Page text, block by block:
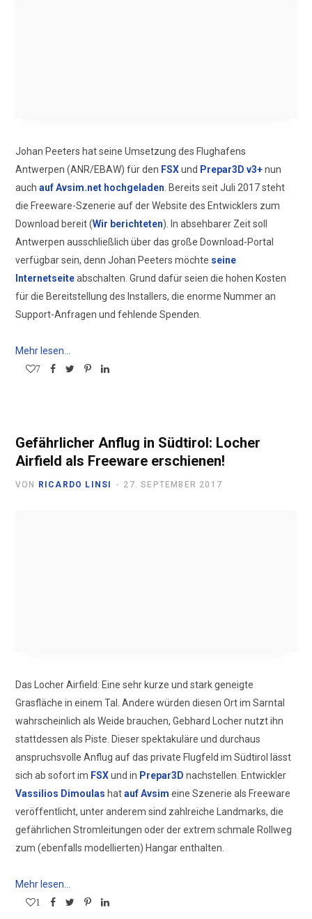
Johan Peeters hat seine Umsetzung des Flughafens
Antwerpen (ANR/EBAW) für den FSXund Prepar3D v3+nun
auch auf Avsim.net hochgeladen . Bereits seit Juli 2017 steht
die Freeware-Szenerie auf der Website des Entwicklers zum
Download bereit (Wir berichteten). In absehbarer Zeit soll
Antwerpen ausschließlich über das große Download-Portal
verfügbar sein, denn Johan Peeters möchte seine
Internetseiteabschalten. Grund dafür seien die hohen Kosten
für die Bereitstellung des Installers, die enorme Nummer an
Support-Anfragen und fehlende Spenden.
Mehr lesen...
7
Gefährlicher Anflug in Südtirol: Locher
Airfield als Freeware erschienen!
VON RICARDO LINSI 27. SEPTEMBER 2017
Das Locher Airfield: Eine sehr kurze und stark geneigte
Grasfläche in einem Tal. Andere würden diesen Ort im Sarntal
wahrscheinlich als Weide brauchen, Gebhard Locher nutzt ihn
stattdessen als Piste. Dieser spektakuläre und durchaus
anspruchsvolle Anflug auf das private Flugfeld im Südtirol lässt
sich ab sofort im FSXund in Prepar3D nachstellen. Entwickler
Vassilios Dimoulas hatauf Avsim eine Szenerie als Freeware
veröffentlicht, unter anderem sind zahlreiche Landmarks, die
gefährlichen Stromleitungen oder der extrem schmale Rollweg
zum (ebenfalls modellierten) Hangar enthalten.
Mehr lesen...
1